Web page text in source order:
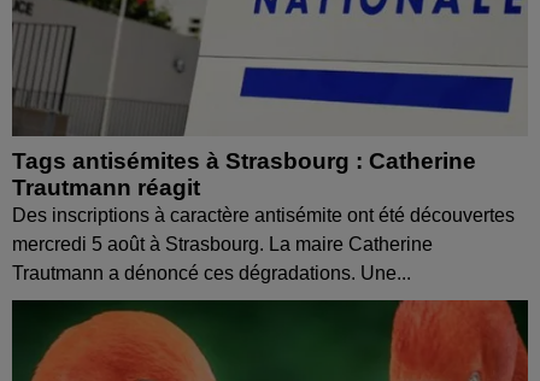
Tags antisémites à Strasbourg : Catherine
Trautmann réagit
Des inscriptions à caractère antisémite ont été découvertes
mercredi 5 août à Strasbourg. La maire Catherine
Trautmann a dénoncé ces dégradations. Une...